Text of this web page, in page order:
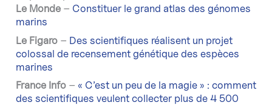
Le Monde – Constituer le grand atlas des génomes
marins
Le Figaro– Des scientifiques réalisent un projet
colossal de recensement génétique des espèces
marines
France Info– « C’est un peu de la magie » : comment
des scientifiques veulent collecter plus de 4 500